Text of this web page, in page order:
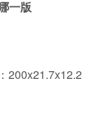
200x21.7x12.2